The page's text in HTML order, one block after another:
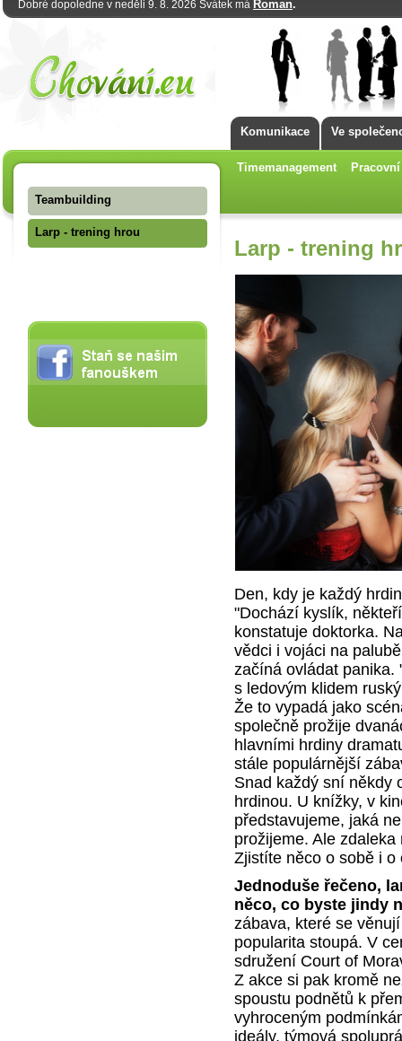
Dobré dopoledne v neděli 9. 8. 2026 Svátek má Roman.
Komunikace Ve
Timemanagement
Teambuilding
Larp - trening hrou
Larp - trening
Den, kdy je každý
"Dochází kyslík,
konstatuje doktorka.
vědci i vojáci na
začíná ovládat panika.
s ledovým klidem
Že to vypadá jako
společně prožije
hlavními hrdiny
stále populárnější
Snad každý sní někdy
hrdinou. U knížky, v
představujeme, jaká
prožijeme. Ale
Zjistíte něco o sobě i o
Jednoduše řečeno,
něco, co byste jindy
zábava, které se
popularita stoupá. V
sdružení Court of
Z akce si pak kromě
spoustu podnětů k
vyhroceným
ideály, týmová